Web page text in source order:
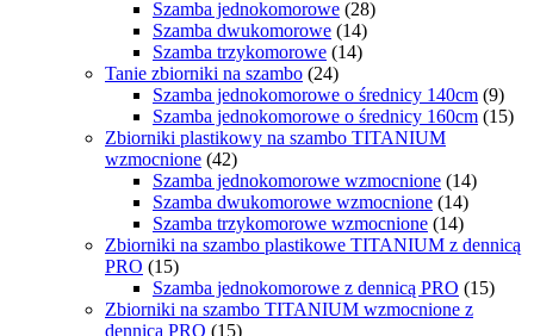
Szamba jednokomorowe (28)
Szamba dwukomorowe (14)
Szamba trzykomorowe (14)
Tanie zbiorniki na szambo (24)
Szamba jednokomorowe o średnicy 140cm (9)
Szamba jednokomorowe o średnicy 160cm (15)
Zbiorniki plastikowy na szambo TITANIUM
wzmocnione (42)
Szamba jednokomorowe wzmocnione (14)
Szamba dwukomorowe wzmocnione (14)
Szamba trzykomorowe wzmocnione (14)
Zbiorniki na szambo plastikowe TITANIUM z dennicą
PRO (15)
Szamba jednokomorowe z dennicą PRO (15)
Zbiorniki na szambo TITANIUM wzmocnione z
dennicą PRO (15)